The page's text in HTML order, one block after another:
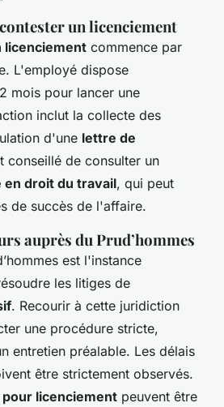
un licenciement
licenciement commence par
L'employé dispose
mois pour lancer une
inclut la collecte des
d'une lettre de
conseillé de consulter un
en droit du travail, qui peut
de succès de l'affaire.
auprès du Prud’hommes
est l'instance
les litiges de
. Recourir à cette juridiction
une procédure stricte,
entretien préalable. Les délais
être strictement observés.
licenciement peuvent être